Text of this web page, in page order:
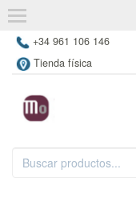
+34 961 106 146
Tienda física